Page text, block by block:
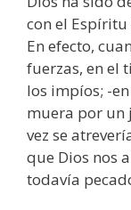
con el Espíritu
En efecto,
fuerzas, en el
los impíos; -
muera por un
vez se
que Dios nos
todavía